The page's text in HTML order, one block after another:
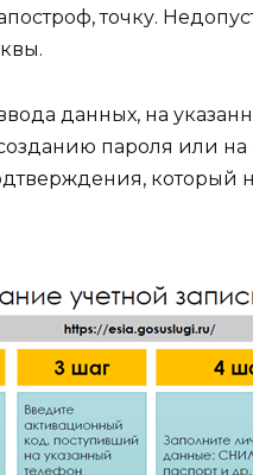
точку.
данных, на
пароля или
который